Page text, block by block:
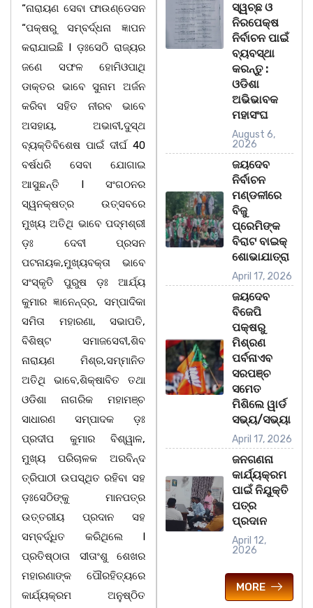
“ନାରାୟଣ ସେବା ଫାଉଣ୍ଡେସନ
“ପକ୍ଷରୁ ସମ୍ବର୍ଦ୍ଧନା ଜ୍ଞାପନ
କରାଯାଇଛି l ଡ଼ଃସେଠି ରାଜ୍ୟର
ଜଣେ ସଫଳ ହୋମିଓପାଥି
ଡାକ୍ତର ଭାବେ ସୁନାମ ଅର୍ଜନ
କରିବା ସହିତ ନୀରବ ଭାବେ
ଅସହାୟ, ଅଭାବୀ,ଦୁସ୍ଥ
ବ୍ୟକ୍ତିବିଶେଷ ପାଇଁ ଦୀର୍ଘ 40
ବର୍ଷଧରି ସେବା ଯୋଗାଇ
ଆସୁଛନ୍ତି l ସଂଗଠନର
ସ୍ୱନକ୍ଷତ୍ର ଉତ୍ସବରେ
ମୁଖ୍ୟ ଅତିଥି ଭାବେ ପଦ୍ମଶ୍ରୀ
ଡ଼ଃ ଦେବୀ ପ୍ରସନ
ପଟନାୟକ,ମୁଖ୍ୟବକ୍ତା ଭାବେ
ସଂସ୍କୃତି ପୁରୁଷ ଡ଼ଃ ଆର୍ଯ୍ୟ
କୁମାର ଜ୍ଞାନେନ୍ଦ୍ର, ସମ୍ପାଦିକା
ସମିତା ମହାରଣା, ସଭାପତି,
ବିଶିଷ୍ଟ ସମାଜସେବୀ,ଶିବ
ନାରାୟଣ ମିଶ୍ର,ସମ୍ମାନିତ
ଅତିଥି ଭାବେ,ଶିକ୍ଷାବିତ ତଥା
ଓଡିଶା ନାଗରିକ ମହାମଞ୍ଚ
ସାଧାରଣ ସମ୍ପାଦକ ଡ଼ଃ
ପ୍ରଦୀପ କୁମାର ବିଶ୍ୱାଳ,
ମୁଖ୍ୟ ପରିଚାଳକ ଅରବିନ୍ଦ
ତ୍ରିପାଠୀ ଉପସ୍ଥିତ ରହିବା ସହ
ଡ଼ଃସେଠିଙ୍କୁ ମାନପତ୍ର
ଉତ୍ତରୀୟ ପ୍ରଦାନ ସହ
ସମ୍ବର୍ଦ୍ଧିତ କରିଥିଲେ l
ପ୍ରତିଷ୍ଠାତା ସୀତାଂଶୁ ଶେଖର
ମହାରଣାଙ୍କ ପୌରହିତ୍ୟରେ
କାର୍ଯ୍ୟକ୍ରମ ଅନୁଷ୍ଠିତ
ସ୍ୱଚ୍ଛ ଓ
ନିରପେକ୍ଷ
ନିର୍ବାଚନ ପାଇଁ
ବ୍ୟବସ୍ଥା
କରନ୍ତୁ :
ଓଡିଶା
ଅଭିଭାବକ
ମହାସଂଘ
August 6,
2026
ଜୟଦେବ
ନିର୍ବାଚନ
ମଣ୍ଡଳୀରେ
ବିଜୁ
ପ୍ରେମିଙ୍କ
ବିରାଟ ବାଇକ୍
ଶୋଭାଯାତ୍ରା
April 17, 2026
ଜୟଦେବ
ବିଜେପି
ପକ୍ଷରୁ
ମିଶ୍ରଣ
ପର୍ବନାଏବ
ସରପଞ୍ଚ
ସମେତ
ମିଶିଲେ ୱାର୍ଡ
ସଭ୍ୟ/ସଭ୍ୟା
April 17, 2026
ଜନଗଣନା
କାର୍ଯ୍ୟକ୍ରମ
ପାଇଁ ନିଯୁକ୍ତି
ପତ୍ର
ପ୍ରଦାନ
April 12,
2026
MORE